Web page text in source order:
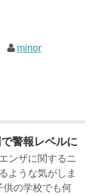
minor
警報レベルに
ンザに関するニ
ような気がしま
の学校でも何